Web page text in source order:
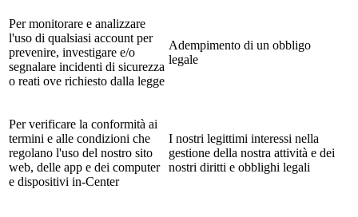
Per monitorare e analizzare
l'uso di qualsiasi account per
prevenire, investigare e/o
segnalare incidenti di sicurezza
o reati ove richiesto dalla legge
Adempimento di un obbligo
legale
Per verificare la conformità ai
termini e alle condizioni che
regolano l'uso del nostro sito
web, delle app e dei computer
e dispositivi in-Center
I nostri legittimi interessi nella
gestione della nostra attività e dei
nostri diritti e obblighi legali